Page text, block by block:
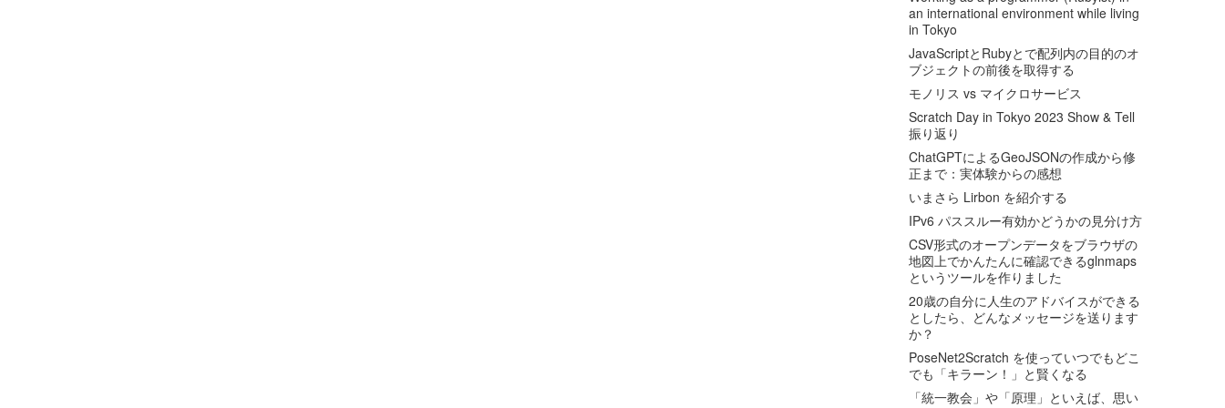
an international environment while living
in Tokyo
JavaScriptとRubyとで配列内の目的のオ
ブジェクトの前後を取得する
モノリス vs マイクロサービス
Scratch Day in Tokyo 2023 Show & Tell
振り返り
ChatGPTによるGeoJSONの作成から修
正まで：実体験からの感想
いまさら Lirbon を紹介する
IPv6 パススルー有効かどうかの見分け方
CSV形式のオープンデータをブラウザの
地図上でかんたんに確認できるglnmaps
というツールを作りました
20歳の自分に人生のアドバイスができる
としたら、どんなメッセージを送ります
か？
PoseNet2Scratch を使っていつでもどこ
でも「キラーン！」と賢くなる
「統一教会」や「原理」といえば、思い